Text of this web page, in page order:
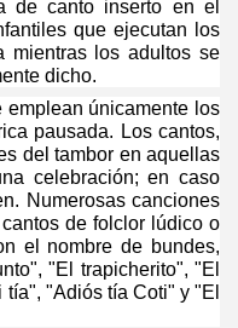
de canto inserto en el
que ejecutan los
los adultos se
dicho.
emplean únicamente los
pausada. Los cantos,
del tambor en aquellas
celebración; en caso
Numerosas canciones
de folclor lúdico o
el nombre de bundes,
"El trapicherito", "El
"Adiós tía Coti" y "El